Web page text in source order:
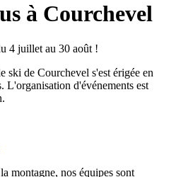
à Courchevel
4 juillet au 30 août !
ski de Courchevel s'est érigée en
L'organisation d'événements est
montagne, nos équipes sont